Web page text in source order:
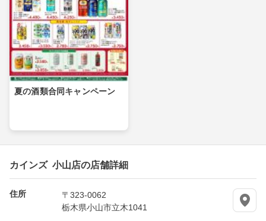
夏の酒類合同キャンペーン
カインズ 小山店の店舗詳細
住所
〒323-0062
栃木県小山市立木1041